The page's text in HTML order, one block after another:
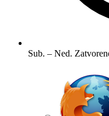
Sub. – Ned.